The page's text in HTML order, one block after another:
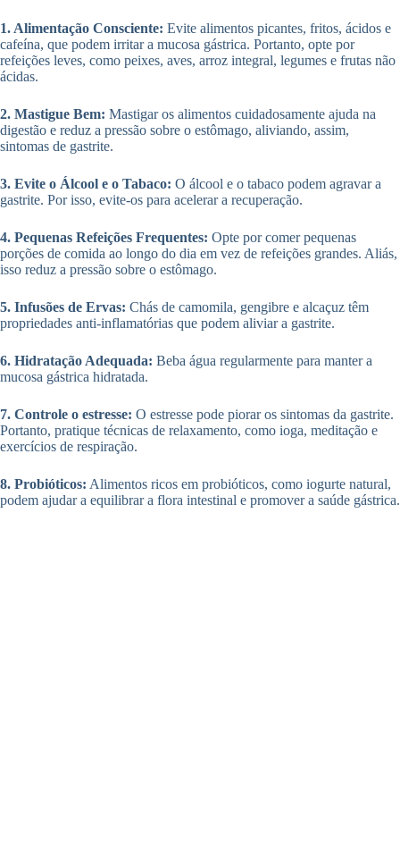
1. Alimentação Consciente: Evite alimentos picantes, fritos, ácidos e
cafeína, que podem irritar a mucosa gástrica. Portanto, opte por
refeições leves, como peixes, aves, arroz integral, legumes e frutas não
ácidas.
2. Mastigue Bem: Mastigar os alimentos cuidadosamente ajuda na
digestão e reduz a pressão sobre o estômago, aliviando, assim,
sintomas de gastrite.
3. Evite o Álcool e o Tabaco: O álcool e o tabaco podem agravar a
gastrite. Por isso, evite-os para acelerar a recuperação.
4. Pequenas Refeições Frequentes: Opte por comer pequenas
porções de comida ao longo do dia em vez de refeições grandes. Aliás,
isso reduz a pressão sobre o estômago.
5. Infusões de Ervas: Chás de camomila, gengibre e alcaçuz têm
propriedades anti-inflamatórias que podem aliviar a gastrite.
6. Hidratação Adequada: Beba água regularmente para manter a
mucosa gástrica hidratada.
7. Controle o estresse: O estresse pode piorar os sintomas da gastrite.
Portanto, pratique técnicas de relaxamento, como ioga, meditação e
exercícios de respiração.
8. Probióticos: Alimentos ricos em probióticos, como iogurte natural,
podem ajudar a equilibrar a flora intestinal e promover a saúde gástrica.